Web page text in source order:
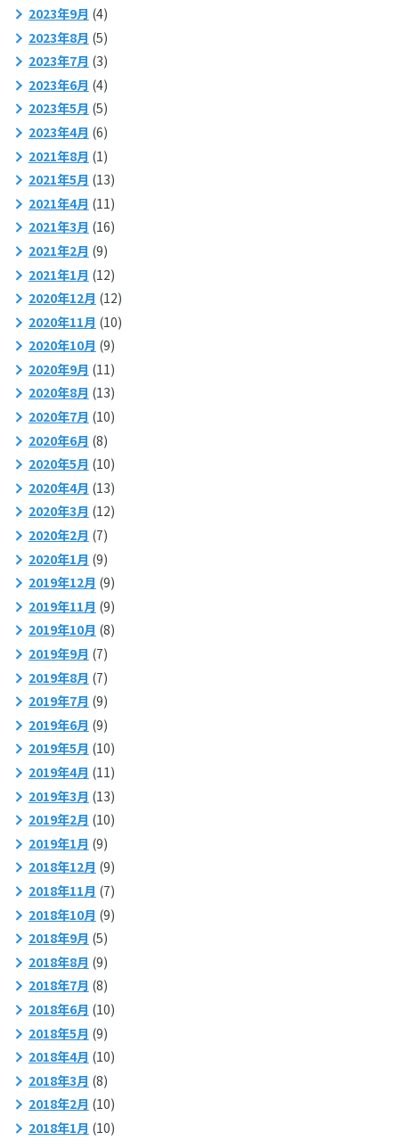
2023年9月 (4)
2023年8月 (5)
2023年7月 (3)
2023年6月 (4)
2023年5月 (5)
2023年4月 (6)
2021年8月 (1)
2021年5月 (13)
2021年4月 (11)
2021年3月 (16)
2021年2月 (9)
2021年1月 (12)
2020年12月 (12)
2020年11月 (10)
2020年10月 (9)
2020年9月 (11)
2020年8月 (13)
2020年7月 (10)
2020年6月 (8)
2020年5月 (10)
2020年4月 (13)
2020年3月 (12)
2020年2月 (7)
2020年1月 (9)
2019年12月 (9)
2019年11月 (9)
2019年10月 (8)
2019年9月 (7)
2019年8月 (7)
2019年7月 (9)
2019年6月 (9)
2019年5月 (10)
2019年4月 (11)
2019年3月 (13)
2019年2月 (10)
2019年1月 (9)
2018年12月 (9)
2018年11月 (7)
2018年10月 (9)
2018年9月 (5)
2018年8月 (9)
2018年7月 (8)
2018年6月 (10)
2018年5月 (9)
2018年4月 (10)
2018年3月 (8)
2018年2月 (10)
2018年1月 (10)